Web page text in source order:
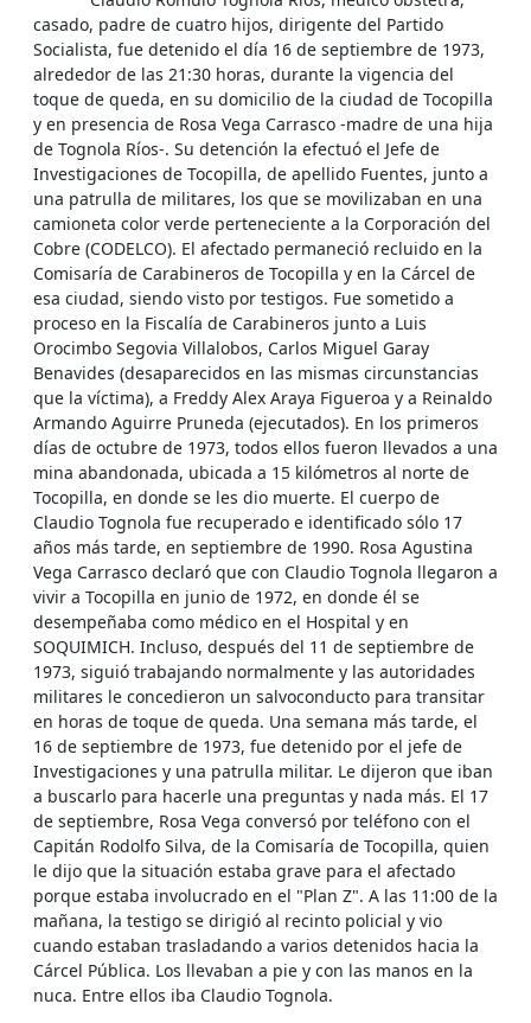
casado, padre de cuatro hijos, dirigente del Partido
Socialista, fue detenido el día 16 de septiembre de 1973,
alrededor de las 21:30 horas, durante la vigencia del
toque de queda, en su domicilio de la ciudad de Tocopilla
y en presencia de Rosa Vega Carrasco -madre de una hija
de Tognola Ríos-. Su detención la efectuó el Jefe de
Investigaciones de Tocopilla, de apellido Fuentes, junto a
una patrulla de militares, los que se movilizaban en una
camioneta color verde perteneciente a la Corporación del
Cobre (CODELCO). El afectado permaneció recluido en la
Comisaría de Carabineros de Tocopilla y en la Cárcel de
esa ciudad, siendo visto por testigos. Fue sometido a
proceso en la Fiscalía de Carabineros junto a Luis
Orocimbo Segovia Villalobos, Carlos Miguel Garay
Benavides (desaparecidos en las mismas circunstancias
que la víctima), a Freddy Alex Araya Figueroa y a Reinaldo
Armando Aguirre Pruneda (ejecutados). En los primeros
días de octubre de 1973, todos ellos fueron llevados a una
mina abandonada, ubicada a 15 kilómetros al norte de
Tocopilla, en donde se les dio muerte. El cuerpo de
Claudio Tognola fue recuperado e identificado sólo 17
años más tarde, en septiembre de 1990. Rosa Agustina
Vega Carrasco declaró que con Claudio Tognola llegaron a
vivir a Tocopilla en junio de 1972, en donde él se
desempeñaba como médico en el Hospital y en
SOQUIMICH. Incluso, después del 11 de septiembre de
1973, siguió trabajando normalmente y las autoridades
militares le concedieron un salvoconducto para transitar
en horas de toque de queda. Una semana más tarde, el
16 de septiembre de 1973, fue detenido por el jefe de
Investigaciones y una patrulla militar. Le dijeron que iban
a buscarlo para hacerle una preguntas y nada más. El 17
de septiembre, Rosa Vega conversó por teléfono con el
Capitán Rodolfo Silva, de la Comisaría de Tocopilla, quien
le dijo que la situación estaba grave para el afectado
porque estaba involucrado en el "Plan Z". A las 11:00 de la
mañana, la testigo se dirigió al recinto policial y vio
cuando estaban trasladando a varios detenidos hacia la
Cárcel Pública. Los llevaban a pie y con las manos en la
nuca. Entre ellos iba Claudio Tognola.